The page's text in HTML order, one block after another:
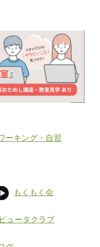
ーキング・自習
もくもく会
ュータクラブ